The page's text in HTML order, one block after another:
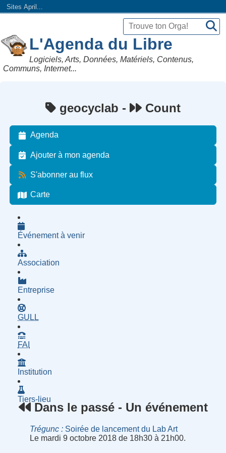
Sites April...
L'Agenda du Libre
Logiciels, Arts, Données, Matériels, Contenus,
Communs, Internet...
geocyclab - Count
Agenda
Ajouter à mon agenda
S'abonner au flux
Carte
Événement à venir
Association
Entreprise
GULL
FAI
Institution
Tiers-lieu
Dans le passé - Un événement
Trégunc
Soirée de lancement du Lab Art
Le mardi 9 octobre 2018 de 18h30 à 21h00.